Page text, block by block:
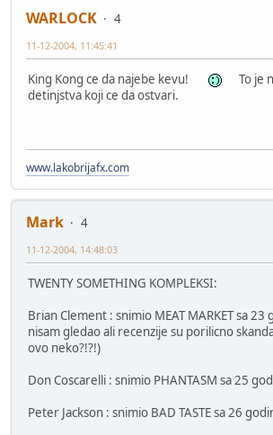
WARLOCK
4
11-12-2004, 11:45:41
King Kong ce da najebe kevu!
To je
detinjstva koji ce da ostvari.
www.lakobrijafx.com
Mark
4
11-12-2004, 14:48:03
TWENTY SOMETHING KOMPLEKSI:
Brian Clement : snimio MEAT MARKET sa 23
nisam gledao ali recenzije su porilicno
ovo neko?!?!)
Don Coscarelli : snimio PHANTASM sa 25
Peter Jackson : snimio BAD TASTE sa 26